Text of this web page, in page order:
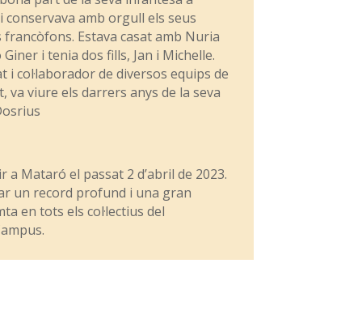
conservava amb orgull els seus
Estava casat amb Nuria
i tenia dos fills, Jan i Michelle.
i col·laborador de diversos equips de
va viure els darrers anys de la seva
a Mataró el passat 2 d’abril de 2023.
un record profund i una gran
en tots els col·lectius del